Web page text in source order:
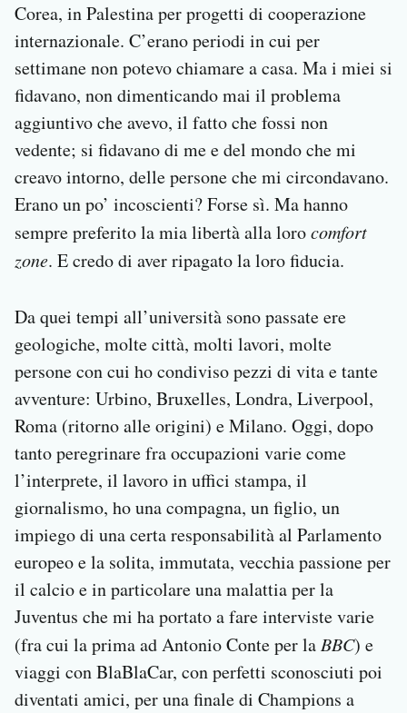
Corea, in Palestina per progetti di cooperazione
internazionale. C’erano periodi in cui per
settimane non potevo chiamare a casa. Ma i miei si
fidavano, non dimenticando mai il problema
aggiuntivo che avevo, il fatto che fossi non
vedente; si fidavano di me e del mondo che mi
creavo intorno, delle persone che mi circondavano.
Erano un po’ incoscienti? Forse sì. Ma hanno
sempre preferito la mia libertà alla lorocomfort
zone. E credo di aver ripagato la loro fiducia.
Da quei tempi all’università sono passate ere
geologiche, molte città, molti lavori, molte
persone con cui ho condiviso pezzi di vita e tante
avventure: Urbino, Bruxelles, Londra, Liverpool,
Roma (ritorno alle origini) e Milano. Oggi, dopo
tanto peregrinare fra occupazioni varie come
l’interprete, il lavoro in uffici stampa, il
giornalismo, ho una compagna, un figlio, un
impiego di una certa responsabilità al Parlamento
europeo e la solita, immutata, vecchia passione per
il calcio e in particolare una malattia per la
Juventus che mi ha portato a fare interviste varie
(fra cui la prima ad Antonio Conte per la BBC) e
viaggi con BlaBlaCar, con perfetti sconosciuti poi
diventati amici, per una finale di Champions a